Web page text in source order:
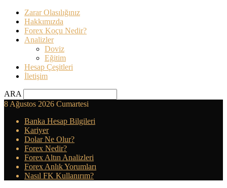
Zarar Olasılığınız
Hakkımızda
Forex Koçu Nedir?
Analizler
Doviz
Eğitim
Hesap Çeşitleri
İletişim
ARA
8 Ağustos 2026 Cumartesi
Banka Hesap Bilgileri
Kariyer
Dolar Ne Olur?
Forex Nedir?
Forex Altın Analizleri
Forex Anlık Yorumları
Nasıl FK Kullanırım?